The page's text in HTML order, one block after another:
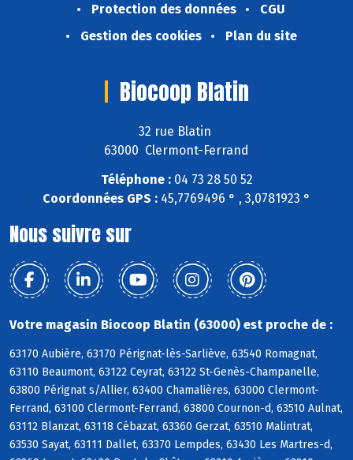
Protection des données
CGU
Gestion des cookies
Plan du site
Biocoop Blatin
32 rue Blatin
63000 Clermont-Ferrand
Téléphone :04 73 28 50 52
Coordonnées GPS : 45,7769496 ° , 3,0781923 °
Nous suivre sur
Votre magasin Biocoop Blatin (63000) est proche de :
63170 Aubière, 63170 Pérignat-lès-Sarliève, 63540 Romagnat,
63110 Beaumont, 63122 Ceyrat, 63122 St-Genès-Champanelle,
63800 Pérignat s/Allier, 63400 Chamalières, 63000 Clermont-
Ferrand, 63100 Clermont-Ferrand, 63800 Cournon-d, 63510 Aulnat,
63112 Blanzat, 63118 Cébazat, 63360 Gerzat, 63510 Malintrat,
63530 Sayat, 63111 Dallet, 63370 Lempdes, 63430 Les Martres-d,